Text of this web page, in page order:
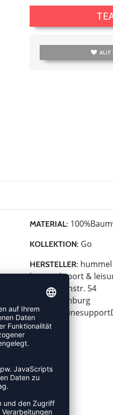
AUF
MATERIAL:
KOLLEKTION: Go
HERSTELLER: hummel
hummel sport &
Leverkusenstr. 54
22761 Hamburg
E-Mail: